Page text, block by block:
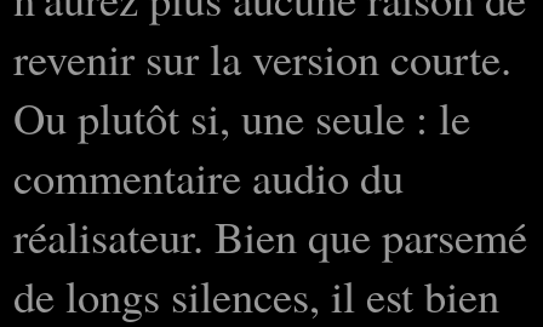
revenir sur la version courte.
Ou plutôt si, une seule : le
commentaire audio du
réalisateur. Bien que parsemé
de longs silences, il est bien